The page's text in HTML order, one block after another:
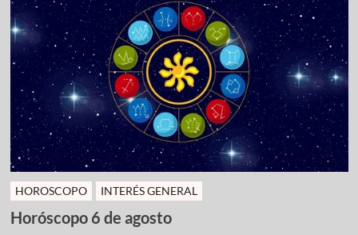
HOROSCOPO INTERÉS GENERAL
Horóscopo 6 de agosto